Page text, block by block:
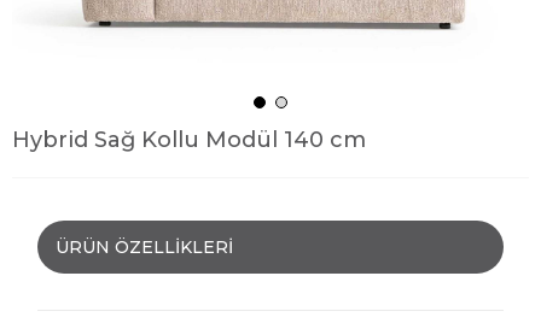
Hybrid Sağ Kollu Modül 140 cm
ÜRÜN ÖZELLIKLERI